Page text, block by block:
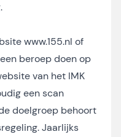
www.155.nl of
beroep doen op
van het IMK
een scan
doelgroep behoort
Jaarlijks